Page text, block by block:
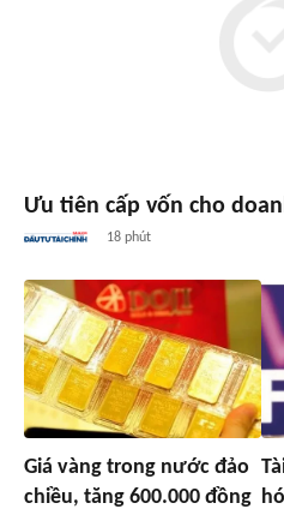
Ưu tiên cấp vốn cho
18 phút
Giá vàng trong nước đảo
chiều, tăng 600.000 đồng